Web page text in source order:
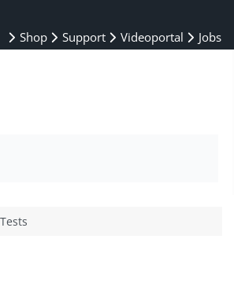
Shop Support Videoportal Jobs